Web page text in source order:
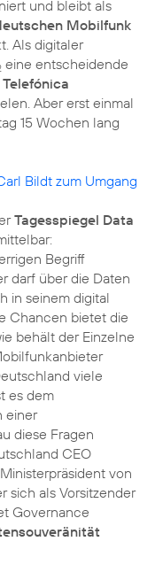
und bleibt als
Mobilfunk
Als digitaler
eine entscheidende
Aber erst einmal
15 Wochen lang
Bildt zum Umgang
Tagesspiegel Data
Begriff
darf über die Daten
in seinem digital
Chancen bietet die
behält der Einzelne
viele
es dem
einer
diese Fragen
CEO
von
sich als Vorsitzender
Governance